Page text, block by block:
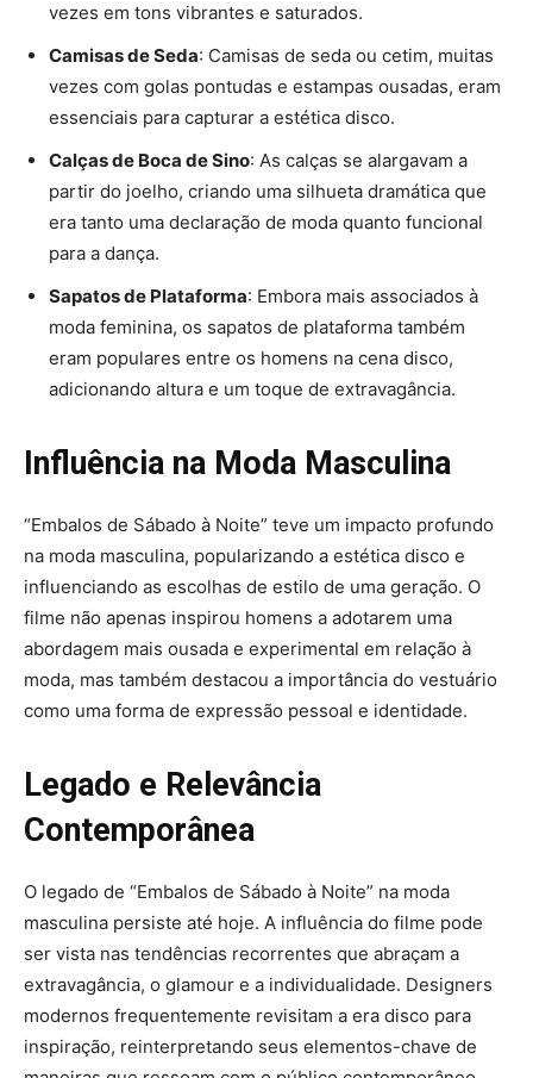
vezes em tons vibrantes e saturados.
Camisas de Seda: Camisas de seda ou cetim, muitas
vezes com golas pontudas e estampas ousadas, eram
essenciais para capturar a estética disco.
Calças de Boca de Sino: As calças se alargavam a
partir do joelho, criando uma silhueta dramática que
era tanto uma declaração de moda quanto funcional
para a dança.
Sapatos de Plataforma: Embora mais associados à
moda feminina, os sapatos de plataforma também
eram populares entre os homens na cena disco,
adicionando altura e um toque de extravagância.
Influência na Moda Masculina
“Embalos de Sábado à Noite” teve um impacto profundo
na moda masculina, popularizando a estética disco e
influenciando as escolhas de estilo de uma geração. O
filme não apenas inspirou homens a adotarem uma
abordagem mais ousada e experimental em relação à
moda, mas também destacou a importância do vestuário
como uma forma de expressão pessoal e identidade.
Legado e Relevância
Contemporânea
O legado de “Embalos de Sábado à Noite” na moda
masculina persiste até hoje. A influência do filme pode
ser vista nas tendências recorrentes que abraçam a
extravagância, o glamour e a individualidade. Designers
modernos frequentemente revisitam a era disco para
inspiração, reinterpretando seus elementos-chave de